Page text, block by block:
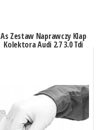
As Zestaw Naprawczy Klap
Kolektora Audi 2.7 3.0 Tdi